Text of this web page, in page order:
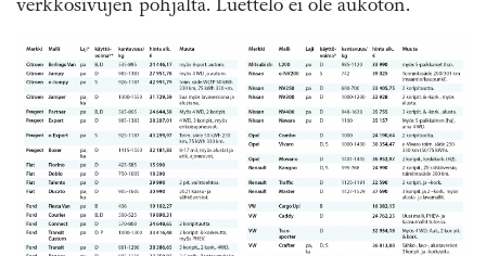
verkkosivujen pohjalta. Luettelo ei ole aukoton.